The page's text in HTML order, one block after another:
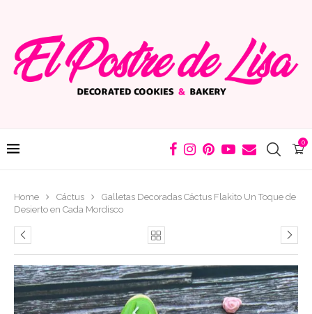
0
Home Cáctus
Galletas Decoradas Cáctus Flakito Un Toque de
Desierto en Cada Mordisco